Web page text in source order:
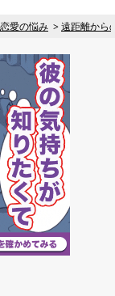
愛の悩み 遠距離から